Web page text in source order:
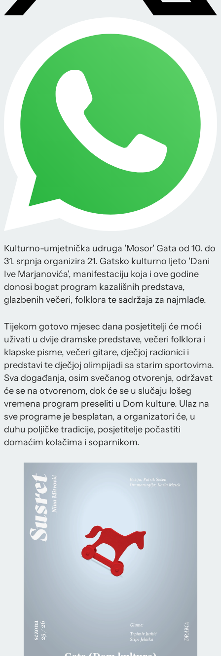
Kulturno-umjetnička udruga 'Mosor' Gata od 10. do
31. srpnja organizira 21. Gatsko kulturno ljeto 'Dani
Ive Marjanovića', manifestaciju koja i ove godine
donosi bogat program kazališnih predstava,
glazbenih večeri, folklora te sadržaja za najmlađe.
Tijekom gotovo mjesec dana posjetitelji će moći
uživati u dvije dramske predstave, večeri folklora i
klapske pisme, večeri gitare, dječjoj radionici i
predstavi te dječjoj olimpijadi sa starim sportovima.
Sva događanja, osim svečanog otvorenja, održavat
će se na otvorenom, dok će se u slučaju lošeg
vremena program preseliti u Dom kulture. Ulaz na
sve programe je besplatan, a organizatori će, u
duhu poljičke tradicije, posjetitelje počastiti
domaćim kolačima i soparnikom.